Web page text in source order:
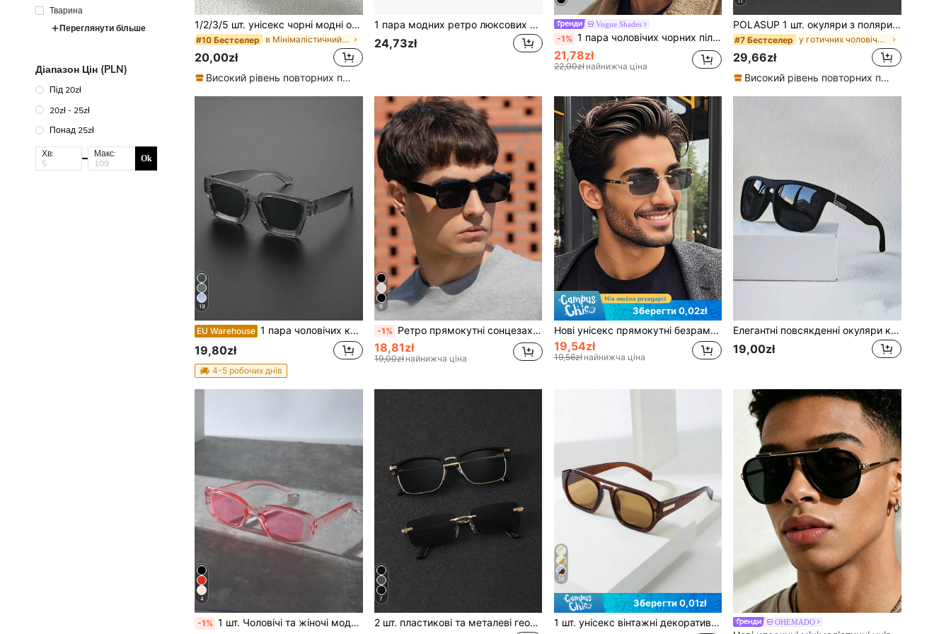
Тварина
Переглянути більше
Діапазон Цін (PLN)
Під 20zł
20zł - 25zł
Понад 25zł
Хв: Макс: Ok
1/2/3/5 шт. унісекс чорні модні окуляри без оправи Y2K з маленькою рамкою для літа, пляжу та водіння
#10 Бестселер в Мінімалістичний вуличний одяг Чоловічі окуляри т
20,00zł
Високий рівень повторних покупців
1 пара модних ретро люксових окулярів преміумкласу унісекс, матеріал TR, прозорі, для перегляду телевізора в приміщенні, геймінгу, роботи за комп'ютером, щоденних поїздок, захисні, богемний стиль, на всі сезони
24,73zł
Vogue Shades
-1% 1 пара чоловічих чорних пілотних окулярів з оправою з ПК у ретро-стилі з подвійним мостом, повсякденні модні окуляри
21,78zł
22,00zł найнижча ціна
POLASUP 1 шт. окуляри з поляризаційними лінзами в класичному стилі для подорожей і походів, для водіння та риболовлі, червоного кольору, з червоними заклепками, силіконовими амортизуючими протиковзкими накладками на дужки, модні вуличні окуляри на всі сезони для чоловіків і жінок, стімпанк, панк, портативні, вінтажні, класичні, трендові, з футляром для окулярів із PU
#7 Бестселер у готичних чоловічих окулярах та аксесуарах для ок
29,66zł
Високий рівень повторних покупців
19
EU Warehouse 1 пара чоловічих квадратних пластикових оправ класичних сірих окулярів, підходить для використання на вулиці, щоденного носіння та подорожей
19,80zł
4-5 робочих днів
9
-1% Ретро прямокутні сонцезахисні окуляри в оправі, пластикові, модні, класичні, прикраса для відпочинку на свіжому повітрі, пляжний відпочинок, захист від ультрафіолету
18,81zł
19,00zł найнижча ціна
Зберегти 0,02zł
Нові унісекс прямокутні безрамкові прецизійно різьблені металеві модні окуляри, універсальні елегантні окуляри, що підходять для повсякденного життя, вуличної фотографії, світських заходів, бізнесу, поїздок на роботу та подорожей
19,54zł
19,56zł найнижча ціна
Елегантні повсякденні окуляри контрастного кольору підходять для чоловіків та жінок для відпочинку та дозвілля
19,00zł
4
-1% 1 шт. Чоловічі та жіночі модні пляжні літні квадратні оправи універсальні окуляри для щоденного носіння та фотографії елегантні сонцезахисні аксесуари пляжні аксесуари окуляри сонцезахисні окуляри виглядає вуличний стиль та костюм для светра, куртки, толстовки з капюшоном, шкіряних штанів та штанів-карго 2kfestival для літнього пляжного відпочинку, відпочинку на природі, подорожей
7
2 шт. пластикові та металеві геометричні класичні сучасні мінімалістичні чоловічі сонцезахисні окуляри із захистом від ультрафіолету, підходять для щоденного водіння, кемпінгу, тропічного пляжного відпочинку, активного відпочинку на свіжому повітрі, прогулянок, модний аксесуар
36
Зберегти 0,01zł
1 шт. унісекс вінтажні декоративні окуляри з подвійним містком, овальна оправа з PC, високоякісні, персоналізовані, у мінімалістичному модному стилі, для подорожей, відпочинку, вечірок, пляжу та щоденного носіння OHEMADO